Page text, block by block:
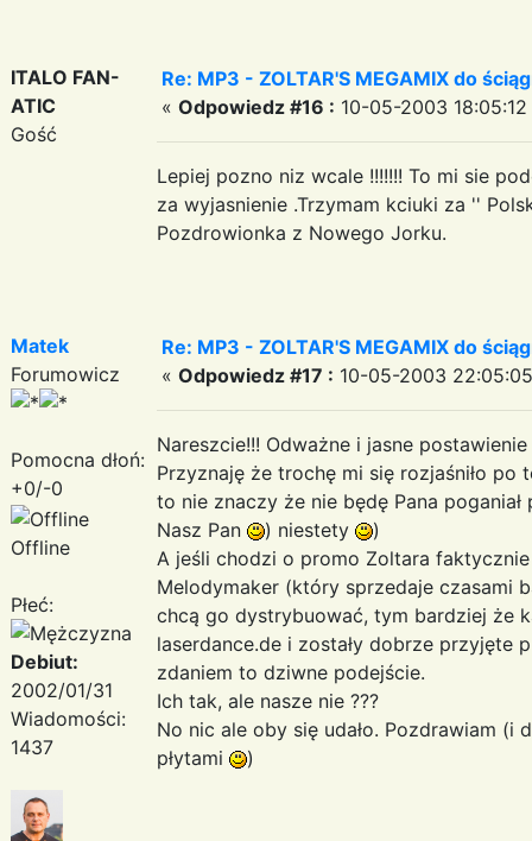
ITALO FAN-
ATIC
Gość
Re: MP3 - ZOLTAR'S MEGAMIX do
« Odpowiedz #16 : 10-05-2003 18:05:12
Lepiej pozno niz wcale !!!!!!! To mi sie
za wyjasnienie .Trzymam kciuki za ''
Pozdrowionka z Nowego Jorku.
Matek
Forumowicz
Pomocna dłoń:
+0/-0
Offline
Płeć:
Debiut:
2002/01/31
Wiadomości:
1437
Re: MP3 - ZOLTAR'S MEGAMIX do
« Odpowiedz #17 : 10-05-2003
Nareszcie!!! Odważne i jasne
Przyznaję że trochę mi się rozjaśniło
to nie znaczy że nie będę Pana
Nasz Pan
) niestety
)
A jeśli chodzi o promo Zoltara
Melodymaker (który sprzedaje czasami
chcą go dystrybuować, tym bardziej że
laserdance.de i zostały dobrze przyjęte
zdaniem to dziwne podejście.
Ich tak, ale nasze nie ???
No nic ale oby się udało. Pozdrawiam (i
płytami
)